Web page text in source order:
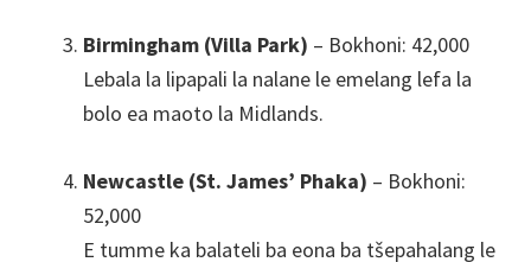
Birmingham (Villa Park) – Bokhoni: 42,000
Lebala la lipapali la nalane le emelang lefa la
bolo ea maoto la Midlands.
Newcastle (St. James’ Phaka) – Bokhoni:
52,000
E tumme ka balateli ba eona ba tšepahalang le